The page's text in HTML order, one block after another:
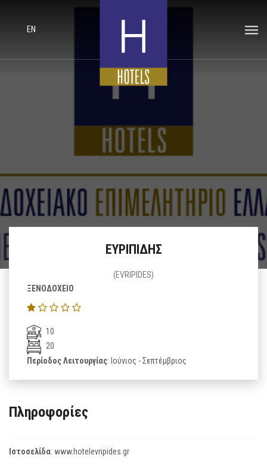
EN
ΕΥΡΙΠΙΔΗΣ
(EVRIPIDES)
ΞΕΝΟΔΟΧΕΙΟ
10
20
Περίοδος Λειτουργίας: Ιούνιος - Σεπτέμβριος
Πληροφορίες
Ιστοσελίδα: www.hotelevripides.gr